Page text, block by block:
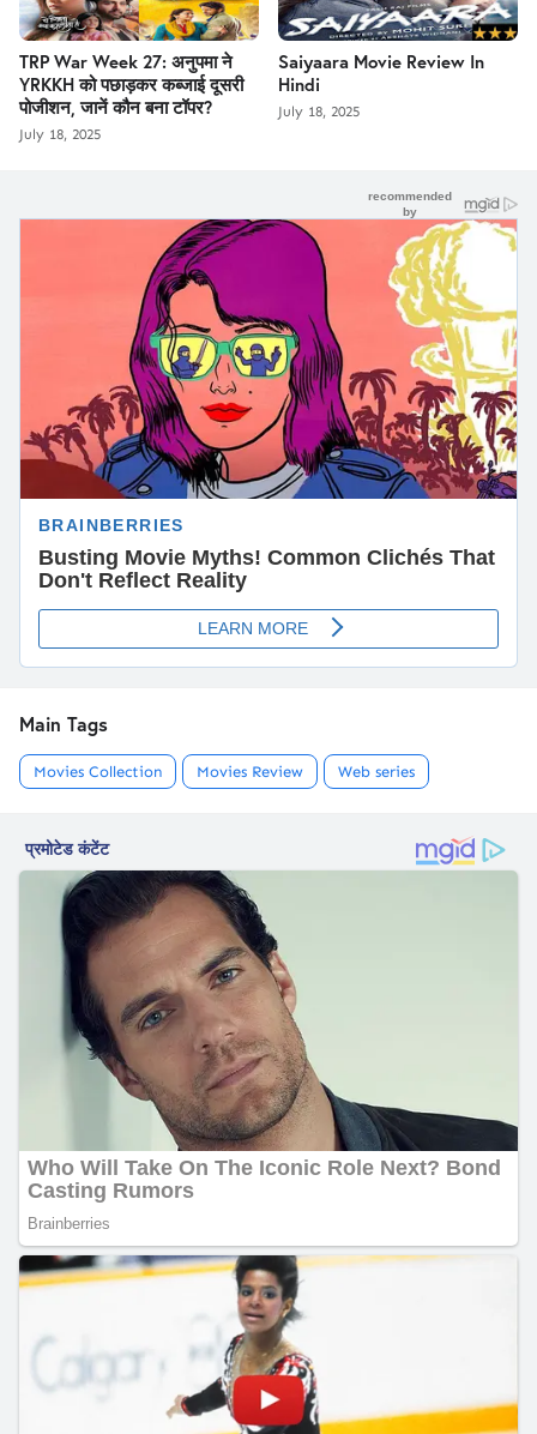
TRP War Week 27: अनुपमा ने
YRKKH को पछाड़कर कब्जाई दूसरी
पोजीशन, जानें कौन बना टॉपर?
July 18, 2025
Saiyaara Movie Review In
Hindi
July 18, 2025
Main Tags
Movies Collection Movies Review Web series